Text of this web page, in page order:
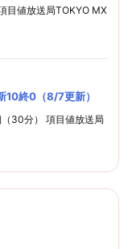
目値放送局TOKYO MX
10終0（8/7更新）
30分） 項目値放送局